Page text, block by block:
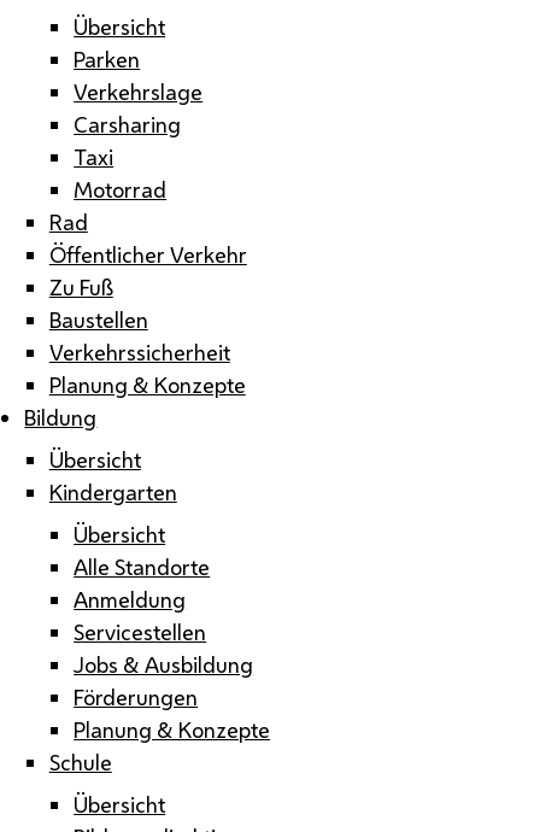
Übersicht
Parken
Verkehrslage
Carsharing
Taxi
Motorrad
Rad
Öffentlicher Verkehr
Zu Fuß
Baustellen
Verkehrssicherheit
Planung & Konzepte
Bildung
Übersicht
Kindergarten
Übersicht
Alle Standorte
Anmeldung
Servicestellen
Jobs & Ausbildung
Förderungen
Planung & Konzepte
Schule
Übersicht